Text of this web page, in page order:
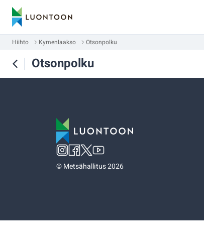
Hiihto Kymenlaakso Otsonpolku
Otsonpolku
©Metsähallitus 2026